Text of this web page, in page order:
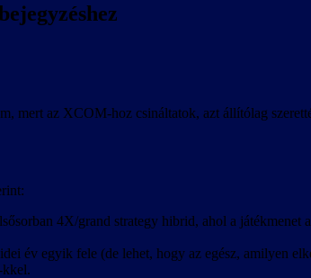
mert az XCOM-hoz csináltatok, azt állítólag
4X/grand strategy hibrid, ahol a
év egyik fele (de lehet, hogy az egész, amilyen